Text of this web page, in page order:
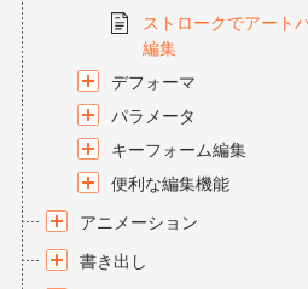
ストロークでアート
編集
デフォーマ
パラメータ
キーフォーム編集
便利な編集機能
アニメーション
書き出し